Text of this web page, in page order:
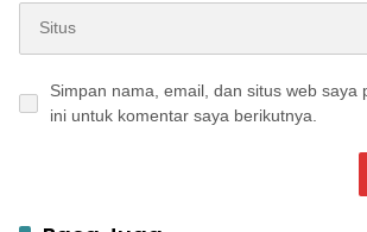
Simpan nama, email, dan situs web saya
ini untuk komentar saya berikutnya.